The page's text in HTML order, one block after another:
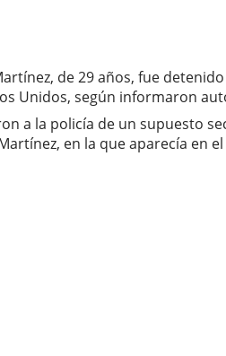
de 29 años, fue
Unidos, según informaron
a la policía de un supuesto
en la que aparecía